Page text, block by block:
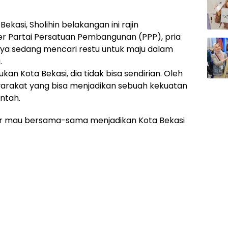
Sholihin belakangan ini rajin
Partai Persatuan Pembangunan (PPP), pria
sedang mencari restu untuk maju dalam
Kota Bekasi, dia tidak bisa sendirian. Oleh
yang bisa menjadikan sebuah kekuatan
bersama-sama menjadikan Kota Bekasi